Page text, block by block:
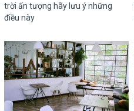
trời ấn tượng hãy lưu ý những
điều này